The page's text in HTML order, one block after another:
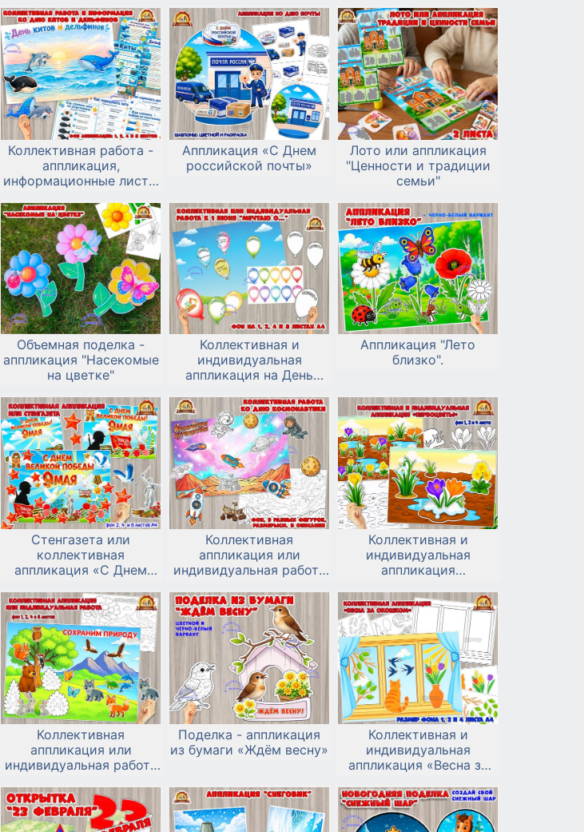
Коллективная работа -
аппликация,
информационные листы
рисования ко Дню китов
и дельфинов.
Аппликация «С Днем
российской почты»
Лото или аппликация
"Ценности и традиции
семьи"
Объемная поделка -
аппликация "Насекомые
на цветке"
Коллективная и
индивидуальная
аппликация на День
о...»
Аппликация "Лето
близко".
Стенгазета или
коллективная
аппликация «С Днем
мая
Коллективная
аппликация или
индивидуальная работа
апреля
Коллективная и
индивидуальная
аппликация
Коллективная
аппликация или
индивидуальная работа
дикой природы или
любому экологическому
празднику
Поделка - аппликация
из бумаги «Ждём весну»
Коллективная и
индивидуальная
аппликация «Весна за